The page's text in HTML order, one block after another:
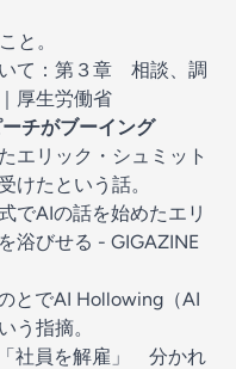
と。
て：第３章 相談、調
厚生労働省
チがブーイング
エリック・シュミット
けたという話。
でAIの話を始めたエリ
浴びせる - GIGAZINE
とでAI Hollowing（AI
う指摘。
社員を解雇」 分かれ